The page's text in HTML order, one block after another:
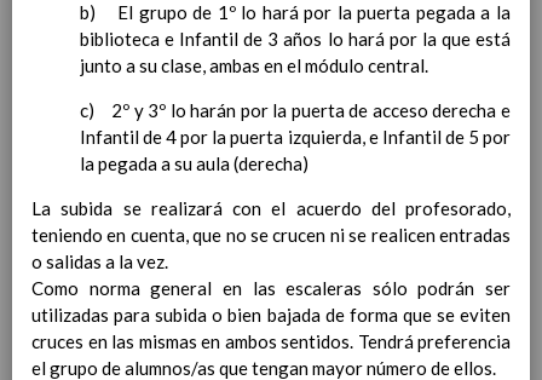
Objetivos propios para la mejora del rendimiento
escolar
LÃ­neas generales de actuaciÃ³n pedagÃ³gica
CoordinaciÃ³n y concreciÃ³n de los contenidos
curriculares, asÃ­ como el tratamiento transversal
en las Ã¡reas de la educaciÃ³n en valores y otras
enseÃ±anzas
EducaciÃ³n Infantil (Segundo Ciclo)
noviembre 2019
Ãreas Curriculares
InterrelaciÃ³n de las inteligencias
mÃºltiples con los objetivos generales
y de Ã¡reas curriculares.
b) El grupo de 1º lo hará por la puerta pegada a la
biblioteca e Infantil de 3 años lo hará por la que está
junto a su clase, ambas en el módulo central.
c) 2º y 3º lo harán por la puerta de acceso derecha e
Infantil de 4 por la puerta izquierda, e Infantil de 5 por
la pegada a su aula (derecha)
La subida se realizará con el acuerdo del profesorado,
teniendo en cuenta, que no se crucen ni se realicen entradas
o salidas a la vez.
Como norma general en las escaleras sólo podrán ser
utilizadas para subida o bien bajada de forma que se eviten
cruces en las mismas en ambos sentidos. Tendrá preferencia
el grupo de alumnos/as que tengan mayor número de ellos.